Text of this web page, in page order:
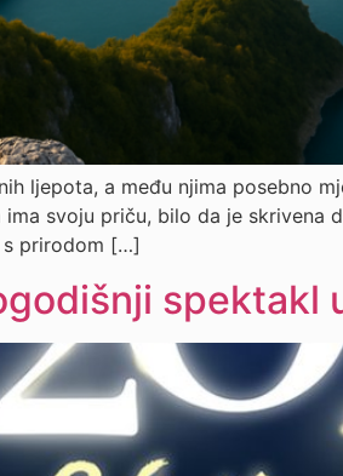
ljepota, a među njima posebno
svoju priču, bilo da je
s prirodom […]
spektakl